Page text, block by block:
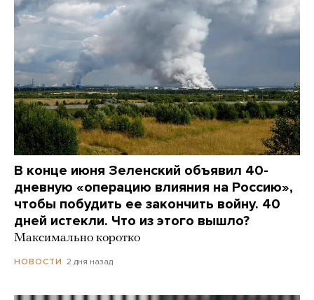
В конце июня Зеленский объявил 40-
дневную «операцию влияния на Россию»,
чтобы побудить ее закончить войну. 40
дней истекли. Что из этого вышло?
Максимально коротко
НОВОСТИ 2 дня назад